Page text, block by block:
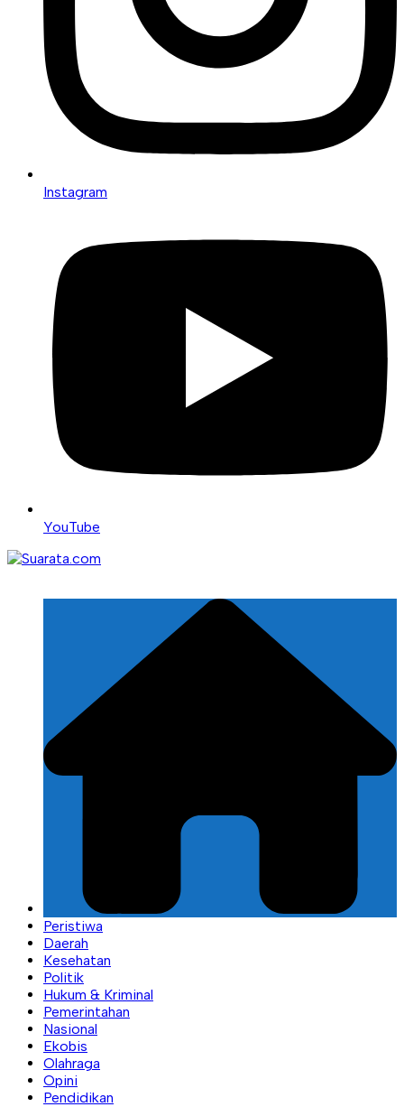
Instagram
YouTube
Peristiwa
Daerah
Kesehatan
Politik
Hukum & Kriminal
Pemerintahan
Nasional
Ekobis
Olahraga
Opini
Pendidikan